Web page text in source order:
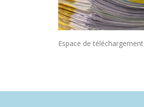
Espace de téléchargement